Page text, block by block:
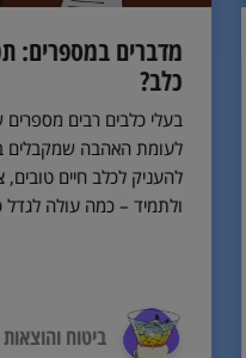
מדברים במספרים:
כלב?
בעלי כלבים רבים
לעומת האהבה שמקבלים
להעניק לכלב חיים
ולתמיד – כמה עולה לגדל
ביטוח והוצאות